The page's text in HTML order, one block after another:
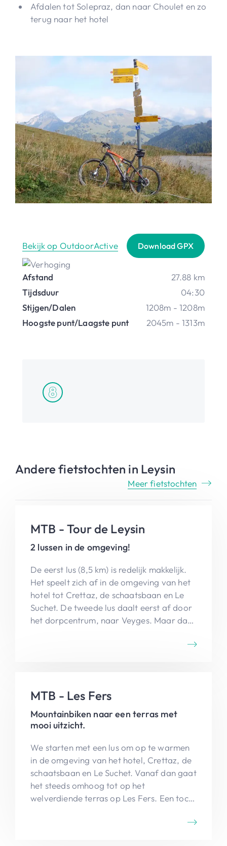
Afdalen tot Solepraz, dan naar Choulet en zo
terug naar het hotel
Bekijk op OutdoorActive Download GPX
Afstand
27.88 km
Tijdsduur
04:30
Stijgen/Dalen
1208m - 1208m
Hoogste punt/Laagste punt
2045m - 1313m
Andere fietstochten in Leysin
Meer fietstochten
MTB - Tour de Leysin
2 lussen in de omgeving!
De eerst lus (8,5 km) is redelijk makkelijk.
Het speelt zich af in de omgeving van het
hotel tot Crettaz, de schaatsbaan en Le
Suchet. De tweede lus daalt eerst af door
het dorpcentrum, naar Veyges. Maar dan
naar Leysin. Om te eindigen nog eens de
MTB - Les Fers
Mountainbiken naar een terras met
mooi uitzicht.
We starten met een lus om op te warmen
in de omgeving van het hotel, Crettaz, de
schaatsbaan en Le Suchet. Vanaf dan gaat
het steeds omhoog tot op het
welverdiende terras op Les Fers. Een tocht
ondergrond, met toch een stevige klim tot